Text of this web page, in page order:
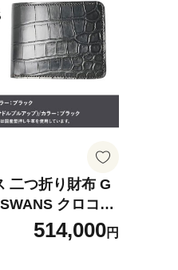
二つ折り財布 G
クロコダ
限会社ケイズフ
以内に出荷予定
514,000円